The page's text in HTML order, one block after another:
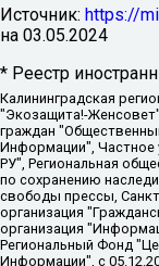
Источник: https://
на 03.05.2024
* Реестр
Калининградская региональная общественная организация "Экозащита!-Женсовет", Фонд содействия защите прав и свобод граждан "Общественный вердикт", Фонд "Институт Развития Свободы Информации", Частное учреждение "Информационное агентство МЕМО. РУ", Региональная общественная организация "Общественная комиссия по сохранению наследия академика Сахарова", Фонд поддержки свободы прессы, Санкт-Петербургская общественная правозащитная организация "Гражданский контроль", Межрегиональная общественная организация "Информационно-просветительский центр "Мемориал", Региональный Фонд "Центр Защиты Прав Средств Массовой Информации", с 05.12.2023 Фонд "Центр Защиты Прав Средств массовой информации", Региональная общественная благотворительная организация помощи беженцам и мигрантам "Гражданское содействие", Негосударственное образовательное учреждение дополнительного профессионального образования (повышение квалификации) специалистов "АКАДЕМИЯ ПО ПРАВАМ ЧЕЛОВЕКА", Свердловская региональная общественная организация "Сутяжник", Автономная некоммерческая организация "Центр независимых социологических исследований", Союз общественных объединений "Российский исследовательский центр по правам человека", Региональное общественное учреждение научно-информационный центр "МЕМОРИАЛ", Некоммерческая организация "Фонд защиты гласности", Автономная некоммерческая организация "Институт прав человека", Городская общественная организация "Екатеринбургское общество "МЕМОРИАЛ", Городская общественная организация "Рязанское историко-просветительское и правозащитное общество "Мемориал" (Рязанский Мемориал), Челябинский региональный орган общественной самодеятельности – женское общественное объединение "Женщины Евразии", Челябинский региональный орган общественной самодеятельности "Уральская правозащитная группа", Фонд содействия защите здоровья и социальной справедливости имени Андрея Рылькова, Автономная Некоммерческая Организация "Аналитический Центр Юрия Левады", Автономная некоммерческая организация социальной поддержки населения "Проект Апрель", Региональная общественная организация помощи женщинам и детям, находящимся в кризисной ситуации "Информационно-методический центр "Анна", Фонд содействия развитию массовых коммуникаций и правовому просвещению "Так-так-Так", Фонд содействия устойчивому развитию "Серебряная тайга", Свердловский региональный общественный фонд социальных проектов "Новое время", "Idel.Реалии", Кавказ.Реалии, Крым.Реалии, Телеканал Настоящее Время, Татаро-башкирская служба Радио Свобода (Azatliq Radiosi), Радио Свободная Европа/Радио Свобода (PCE/PC), "Сибирь.Реалии", "Фактограф", Благотворительный фонд помощи осужденным и их семьям, Автономная некоммерческая организация "Институт глобализации и социальных движений", Фонд "В защиту прав заключенных", Частное учреждение "Центр поддержки и содействия развитию средств массовой информации", Пензенский региональный общественный благотворительный фонд "Гражданский союз", "Север.Реалии", Некоммерческая организация Фонд "Правовая инициатива", Общество с ограниченной ответственностью "Радио Свободная Европа/Радио Свобода", Чешское информационное агентство "MEDIUM-ORIENT", Красноярская региональная общественная организация "Мы против СПИДа", Камалягин Денис Николаевич, Маркелов Сергей Евгеньевич, Пономарев Лев Александрович, Савицкая Людмила Алексеевна, Автономная некоммерческая организация "Центр по работе с проблемой насилия "НАСИЛИЮ.НЕТ", Межрегиональный профессиональный союз работников здравоохранения "Альянс врачей", Юридическое лицо, зарегистрированное в Латвийской Республике, SIA "Medusa Project" (регистрационный номер 40103797863, дата регистрации 10.06.2014), Некоммерческая организация "Фонд по борьбе с коррупцией", Автономная некоммерческая организация "Институт права и публичной политики", Баданин Роман Сергеевич, Гликин Максим